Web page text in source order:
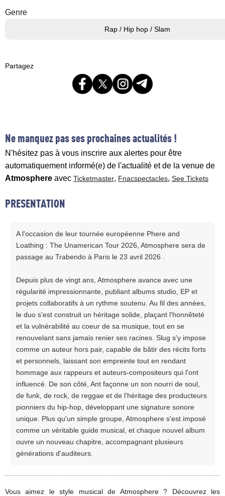
Genre
Rap / Hip hop / Slam
Partagez
Ne manquez pas ses prochaines actualités !
N'hésitez pas à vous inscrire aux alertes pour être
automatiquement informé(e) de l'actualité et de la venue de
Atmosphere avec Ticketmaster, Fnacspectacles, See Tickets
PRESENTATION
A l'occasion de leur tournée européenne Phere and
Loathing : The Unamerican Tour 2026, Atmosphere sera de
passage au Trabendo à Paris le 23 avril 2026 .
Depuis plus de vingt ans, Atmosphere avance avec une
régularité impressionnante, publiant albums studio, EP et
projets collaboratifs à un rythme soutenu. Au fil des années,
le duo s'est construit un héritage solide, plaçant l'honnêteté
et la vulnérabilité au coeur de sa musique, tout en se
renouvelant sans jamais renier ses racines. Slug s'y impose
comme un auteur hors pair, capable de bâtir des récits forts
et personnels, laissant son empreinte tout en rendant
hommage aux rappeurs et auteurs-compositeurs qui l'ont
influencé. De son côté, Ant façonne un son nourri de soul,
de funk, de rock, de reggae et de l'héritage des producteurs
pionniers du hip-hop, développant une signature sonore
unique. Plus qu'un simple groupe, Atmosphere s'est imposé
comme un véritable guide musical, et chaque nouvel album
ouvre un nouveau chapitre, accompagnant plusieurs
générations d'auditeurs.
Vous aimez le style musical de Atmosphere ? Découvrez les